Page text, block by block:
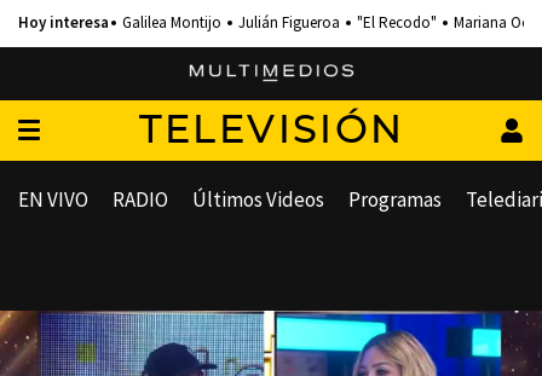
Galilea Montijo Julián Figueroa "El Recodo" Mariana
TELEVISIÓN
EN VIVO RADIO Últimos Videos Programas